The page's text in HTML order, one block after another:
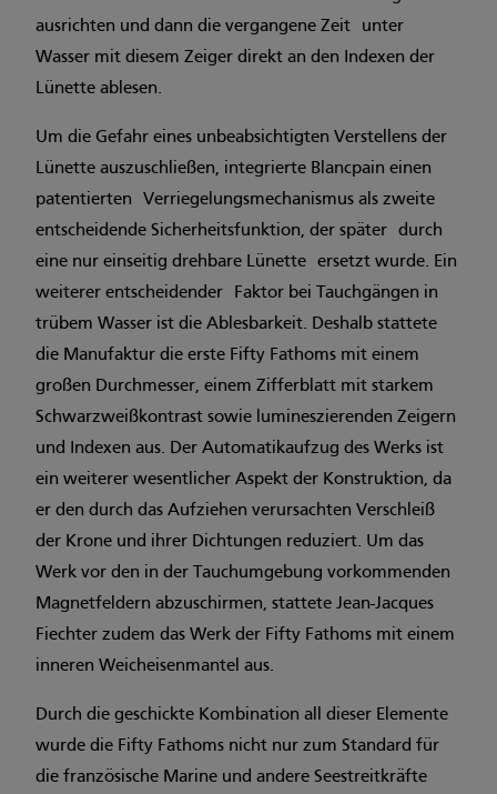
ausrichten und dann die vergangene Zeit unter
Wasser mit diesem Zeiger direkt an den Indexen der
Lünette ablesen.
Um die Gefahr eines unbeabsichtigten Verstellens der
Lünette auszuschließen, integrierte Blancpain einen
patentierten Verriegelungsmechanismus als zweite
entscheidende Sicherheitsfunktion, der später durch
eine nur einseitig drehbare Lünette ersetzt wurde. Ein
weiterer entscheidender Faktor bei Tauchgängen in
trübem Wasser ist die Ablesbarkeit. Deshalb stattete
die Manufaktur die erste Fifty Fathoms mit einem
großen Durchmesser, einem Zifferblatt mit starkem
Schwarzweißkontrast sowie lumineszierenden Zeigern
und Indexen aus. Der Automatikaufzug des Werks ist
ein weiterer wesentlicher Aspekt der Konstruktion, da
er den durch das Aufziehen verursachten Verschleiß
der Krone und ihrer Dichtungen reduziert. Um das
Werk vor den in der Tauchumgebung vorkommenden
Magnetfeldern abzuschirmen, stattete Jean-Jacques
Fiechter zudem das Werk der Fifty Fathoms mit einem
inneren Weicheisenmantel aus.
Durch die geschickte Kombination all dieser Elemente
wurde die Fifty Fathoms nicht nur zum Standard für
die französische Marine und andere Seestreitkräfte